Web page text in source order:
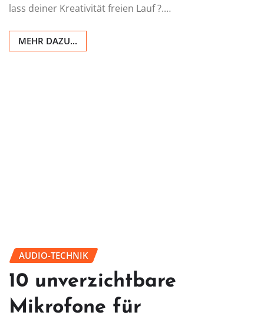
lass deiner Kreativität freien Lauf ?.…
MEHR DAZU...
AUDIO-TECHNIK
10 unverzichtbare
Mikrofone für